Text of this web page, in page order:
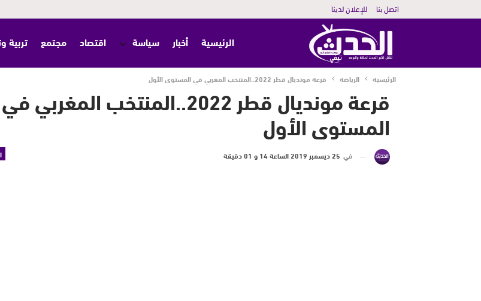
اتصل بنا للإعلان لدينا
الرئيسية أخبار سياسة اقتصاد مجتمع تربية
الرئيسية الرياضة قرعة مونديال قطر 2022..المنتخب المغربي في المستوى الأول
قرعة مونديال قطر 2022..المنتخب المغربي في
المستوى الأول
في 25 ديسمبر 2019 الساعة 14 و 01 دقيقة